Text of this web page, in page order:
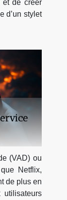
et de créer
d’un stylet
(VAD) ou
Netflix,
de plus en
utilisateurs